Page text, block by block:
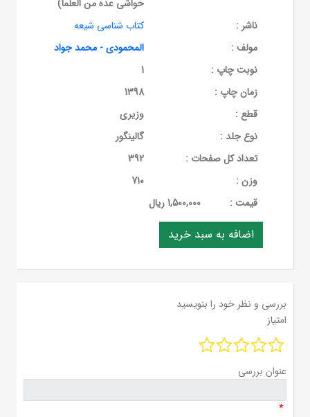
حواشی عده من العلما)
ناشر :
کتاب شناسی شیعه
مولف :
المحمودی - محمد جواد
نوبت چاپ :
1
زمان چاپ :
1398
قطع :
وزیری
نوع جلد :
گالینگور
تعداد کل صفحات :
392
وزن :
710
قيمت :
1,500,000 ریال
بررسی و نظر خود را بنویسید
امتیاز
عنوان بررسی
*